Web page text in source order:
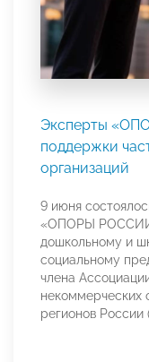
Эксперты
поддержки
организаций
9 июня
«ОПОРЫ
дошкольному и
социальному
члена
некоммерческих
регионов